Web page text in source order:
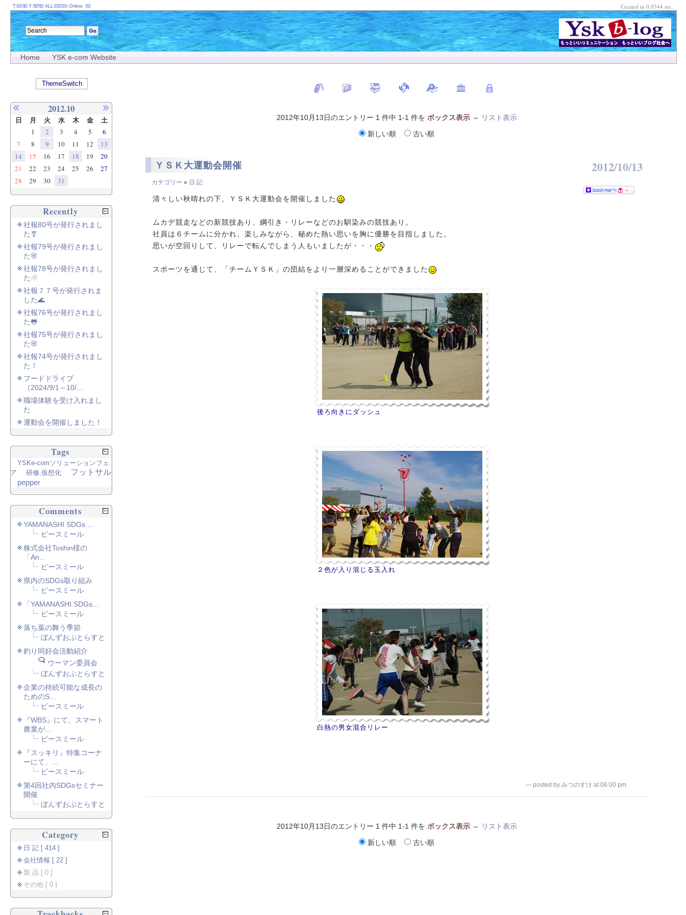
Home YSK e-com Website
2012年10月13日のエントリー 1 件中 1-1 件を ボックス表示⇔
リスト表示
新しい順
古い順
ＹＳＫ大運動会開催 2012/10/13
カテゴリー » 日 記
-
清々しい秋晴れの下、ＹＳＫ大運動会を開催しました
ムカデ競走などの新競技あり、綱引き・リレーなどのお馴染みの競技あり。
社員は６チームに分かれ、楽しみながら、秘めた熱い思いを胸に優勝を目指しました。
思いが空回りして、リレーで転んでしまう人もいましたが・・・
スポーツを通じて、「チームＹＳＫ」の団結をより一層深めることができました
後ろ向きにダッシュ
２色が入り混じる玉入れ
白熱の男女混合リレー
— posted by みつのすけ at 06:00 pm
2012年10月13日のエントリー 1 件中 1-1 件を ボックス表示⇔
リスト表示
新しい順
古い順
T: Y: ALL: Online:
ThemeSwitch
Created in 0.0344 sec.
2012.10
日 月 火 水 木 金 土
1 2 3 4 5
6
7
8 9 10 11 12
13
14
15 16 17 18 19
20
21
22 23 24 25 26
27
28
29 30 31
Recently
社報80号が発行されまし
た🎐
社報79号が発行されまし
た🌸
社報78号が発行されまし
た☃
社報７７号が発行されま
した🌊
社報76号が発行されまし
た🐸
社報75号が発行されまし
た🌸
社報74号が発行されまし
た！
フードドライブ
（2024/9/1～10/...
職場体験を受け入れまし
た
運動会を開催しました！
Tags
YSKe-comソリューションフェ
ア
研修,仮想化
フットサル
pepper
Comments
YAMANASHI SDGs ...
ピースミール
株式会社Toshin様の
「An...
ピースミール
県内のSDGs取り組み
ピースミール
「YAMANASHI SDGs...
ピースミール
落ち葉の舞う季節
ぼんずおぶとらすと
釣り同好会活動紹介
ウーマン委員会
ぼんずおぶとらすと
企業の持続可能な成長の
ためのS...
ピースミール
『WBS』にて、スマート
農業が...
ピースミール
『スッキリ』特集コーナ
ーにて、...
ピースミール
第4回社内SDGsセミナー
開催
ぼんずおぶとらすと
Category
日 記 [ 414 ]
会社情報 [ 22 ]
製 品 [ 0 ]
その他 [ 0 ]